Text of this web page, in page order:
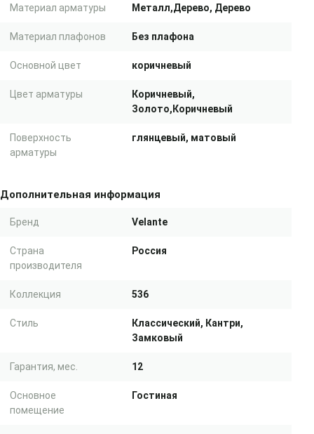
Материал арматуры Металл,Дерево, Дерево
Материал плафонов Без плафона
Основной цвет коричневый
Цвет арматуры
Коричневый,
Золото,Коричневый
Поверхность
арматуры
глянцевый, матовый
Дополнительная информация
Бренд Velante
Страна
производителя
Россия
Коллекция 536
Стиль
Классический, Кантри,
Замковый
Гарантия, мес. 12
Основное
помещение
Гостиная